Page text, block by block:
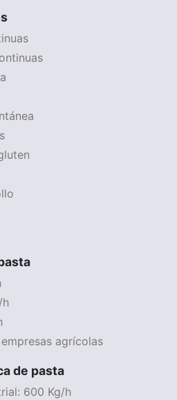
h
agrícolas
de pasta
600 Kg/h